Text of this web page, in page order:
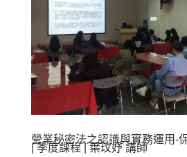
營業秘密法之認識與實務運用-
| 季度課程 | 葉玟妤 講師